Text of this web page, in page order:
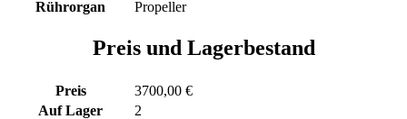
Rührorgan
Propeller
Preis und Lagerbestand
Preis
3700,00 €
Auf Lager
2